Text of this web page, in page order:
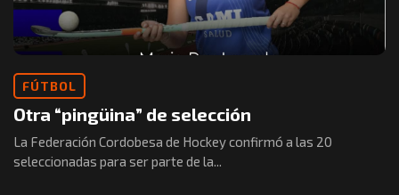
FÚTBOL
Otra “pingüina” de selección
La Federación Cordobesa de Hockey confirmó a las 20
seleccionadas para ser parte de la...